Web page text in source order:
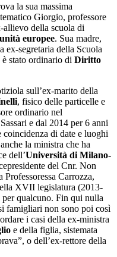
la sua massima
Giorgio, professore
allievo della scuola di
europee. Sua madre,
ex-segretaria della Scuola
stato ordinario di Diritto
sull’ex-marito della
, fisico delle particelle e
ordinario nel
e dal 2014 per 6 anni
coincidenza di date e luoghi
la ministra che ha
dell’Università di Milano-
del Cnr. Non
Carrozza,
XVII legislatura (2013-
qualcuno. Fin qui nulla
famigliari non sono poi così
i casi della ex-ministra
e della figlia, sistemata
o dell’ex-rettore della